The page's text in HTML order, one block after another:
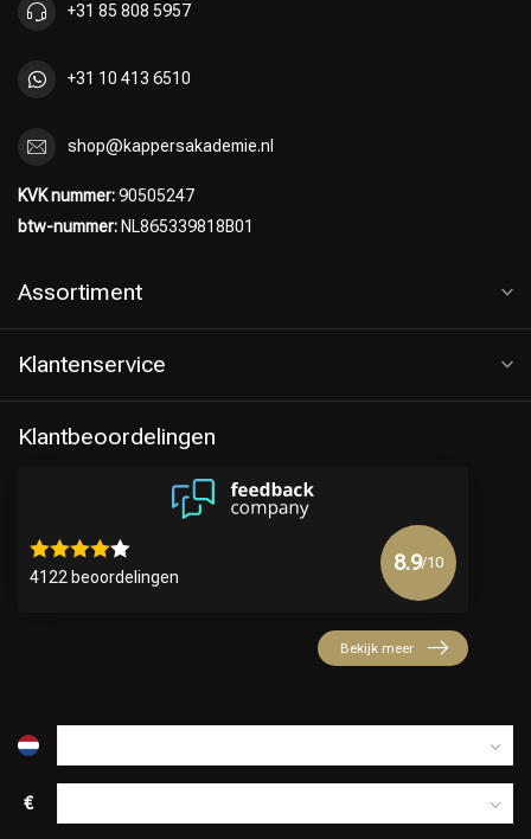
Keuze van onze Kappers
+31 85 808 5957
+31 10 413 6510
shop@kappersakademie.nl
KVK nummer:90505247
btw-nummer: NL865339818B01
Assortiment
Klantenservice
Klantbeoordelingen
4122 beoordelingen
8.9/10
Bekijk meer
€